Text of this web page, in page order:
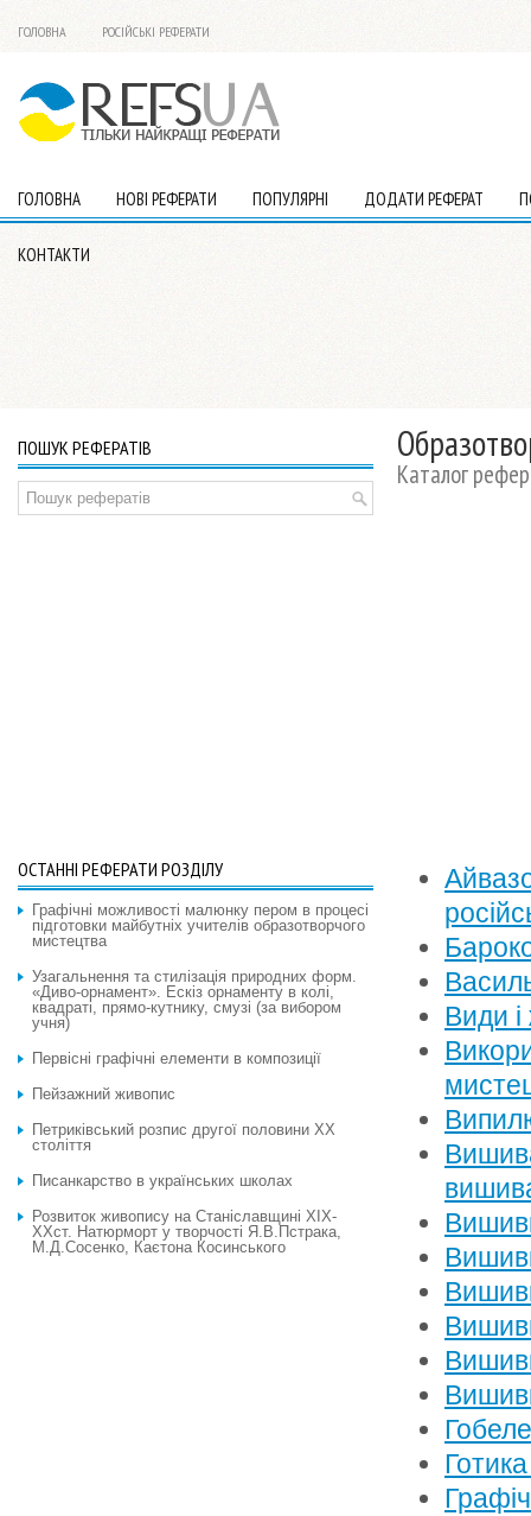
ГОЛОВНА РОСІЙСЬКІ РЕФЕРАТИ
ГОЛОВНА НОВІ РЕФЕРАТИ ПОПУЛЯРНІ ДОДАТИ РЕФЕРАТ
КОНТАКТИ
Каталог
Види
ПОШУК РЕФЕРАТІВ
ОСТАННІ РЕФЕРАТИ РОЗДІЛУ
Графічні можливості малюнку пером в процесі
підготовки майбутніх учителів образотворчого
мистецтва
Узагальнення та стилізація природних форм.
«Диво-орнамент». Ескіз орнаменту в колі,
квадраті, прямо-кутнику, смузі (за вибором
учня)
Первісні графічні елементи в композиції
Пейзажний живопис
Петриківський розпис другої половини ХХ
століття
Писанкарство в українських школах
Розвиток живопису на Станіславщині ХІХ-
ХХст. Натюрморт у творчості Я.В.Пстрака,
М.Д.Сосенко, Каєтона Косинського